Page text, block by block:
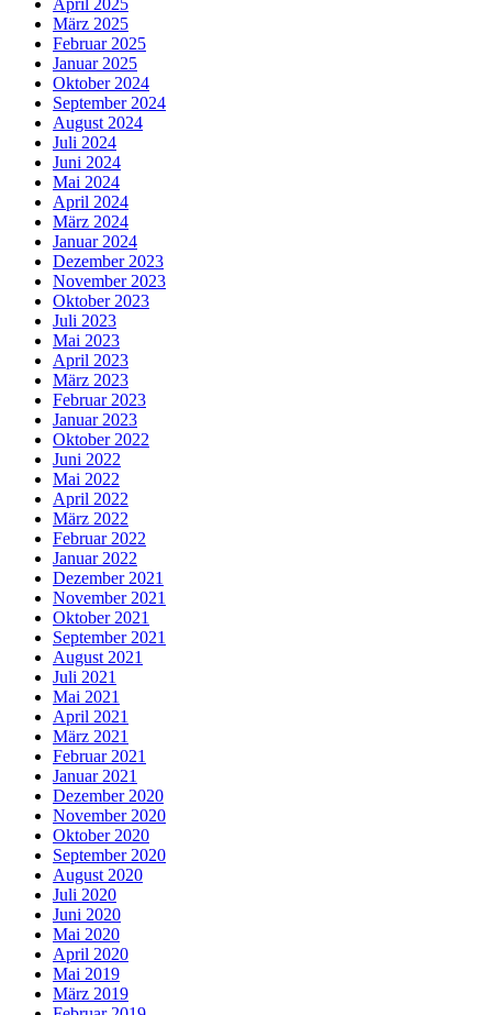
April 2025
März 2025
Februar 2025
Januar 2025
Oktober 2024
September 2024
August 2024
Juli 2024
Juni 2024
Mai 2024
April 2024
März 2024
Januar 2024
Dezember 2023
November 2023
Oktober 2023
Juli 2023
Mai 2023
April 2023
März 2023
Februar 2023
Januar 2023
Oktober 2022
Juni 2022
Mai 2022
April 2022
März 2022
Februar 2022
Januar 2022
Dezember 2021
November 2021
Oktober 2021
September 2021
August 2021
Juli 2021
Mai 2021
April 2021
März 2021
Februar 2021
Januar 2021
Dezember 2020
November 2020
Oktober 2020
September 2020
August 2020
Juli 2020
Juni 2020
Mai 2020
April 2020
Mai 2019
März 2019